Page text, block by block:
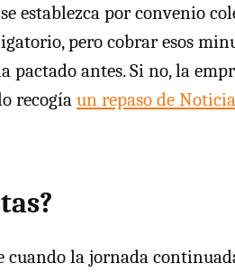
establezca por convenio
pero cobrar esos
antes. Si no, la
recogía un repaso de
la jornada